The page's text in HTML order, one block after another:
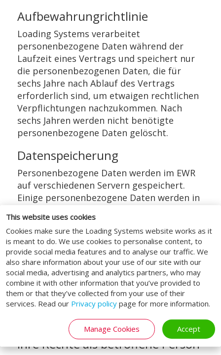
This website uses cookies
Cookies make sure the Loading Systems website works as it
is meant to do. We use cookies to personalise content, to
provide social media features and to analyse our traffic. We
also share information about your use of our site with our
social media, advertising and analytics partners, who may
combine it with other information that you’ve provided to
them or that they’ve collected from your use of their
services. Read our Privacy policy page for more information.
Manage Cookies Accept
Aufbewahrungrichtlinie
Loading Systems verarbeitet
personenbezogene Daten während der
Laufzeit eines Vertrags und speichert nur
die personenbezogenen Daten, die für
sechs Jahre nach Ablauf des Vertrags
erforderlich sind, um etwaigen rechtlichen
Verpflichtungen nachzukommen. Nach
sechs Jahren werden nicht benötigte
personenbezogene Daten gelöscht.
Datenspeicherung
Personenbezogene Daten werden im EWR
auf verschiedenen Servern gespeichert.
Einige personenbezogene Daten werden in
verschiedenen Plattformen wie Google
Drive und verschiedenen Social Media-
Lösungen gespeichert. Jeder Anbieter ist
Vertragspartei des EU/US Privacy Shields.
Bei Daten, die in Ländern außerhalb des
EWR gespeichert werden, wird zuerst
immer überprüft, ob der Anbieter im
Besitz einer
Datenkonformitätsbescheinigung ist.
Ihre Rechte als betroffene Person